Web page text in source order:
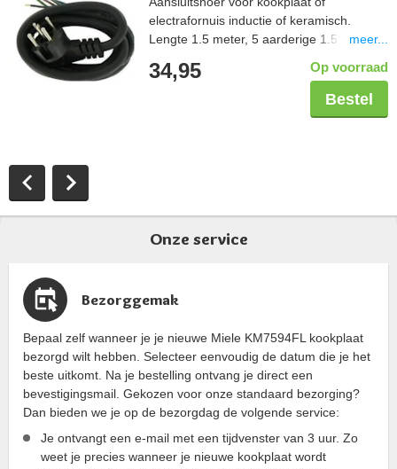
electrafornuis inductie of keramisch.
Lengte 1.5 meter, 5 aarderige 1.5 mm2,
meer...
34,95 Op voorraad
Bestel
Onze service
Bezorggemak
Bepaal zelf wanneer je je nieuwe Miele KM7594FL kookplaat
bezorgd wilt hebben. Selecteer eenvoudig de datum die je het
beste uitkomt. Na je bestelling ontvang je direct een
bevestigingsmail. Gekozen voor onze standaard bezorging?
Dan bieden we je op de bezorgdag de volgende service:
Je ontvangt een e-mail met een tijdvenster van 3 uur. Zo
weet je precies wanneer je nieuwe kookplaat wordt